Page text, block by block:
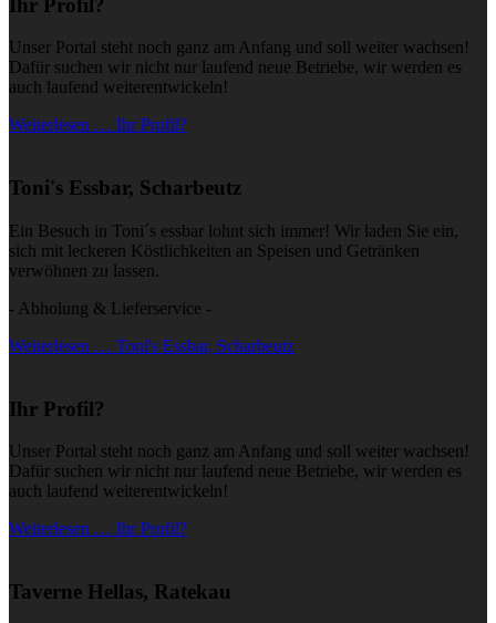
Ihr Profil?
Unser Portal steht noch ganz am Anfang und soll weiter wachsen!
Dafür suchen wir nicht nur laufend neue Betriebe, wir werden es
auch laufend weiterentwickeln!
Weiterlesen … Ihr Profil?
Toni's Essbar, Scharbeutz
Ein Besuch in Toni´s essbar lohnt sich immer! Wir laden Sie ein,
sich mit leckeren Köstlichkeiten an Speisen und Getränken
verwöhnen zu lassen.
- Abholung & Lieferservice -
Weiterlesen … Toni's Essbar, Scharbeutz
Ihr Profil?
Unser Portal steht noch ganz am Anfang und soll weiter wachsen!
Dafür suchen wir nicht nur laufend neue Betriebe, wir werden es
auch laufend weiterentwickeln!
Weiterlesen … Ihr Profil?
Taverne Hellas, Ratekau